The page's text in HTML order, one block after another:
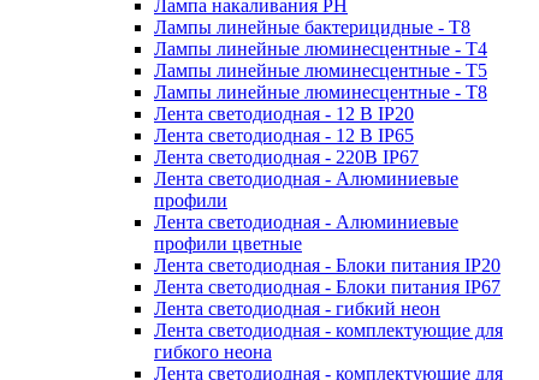
Лампа накаливания РН
Лампы линейные бактерицидные - Т8
Лампы линейные люминесцентные - Т4
Лампы линейные люминесцентные - Т5
Лампы линейные люминесцентные - Т8
Лента светодиодная - 12 В IP20
Лента светодиодная - 12 В IP65
Лента светодиодная - 220В IP67
Лента светодиодная - Алюминиевые
профили
Лента светодиодная - Алюминиевые
профили цветные
Лента светодиодная - Блоки питания IP20
Лента светодиодная - Блоки питания IP67
Лента светодиодная - гибкий неон
Лента светодиодная - комплектующие для
гибкого неона
Лента светодиодная - комплектующие для